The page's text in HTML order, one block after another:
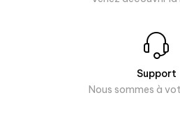
Support
Nous sommes à